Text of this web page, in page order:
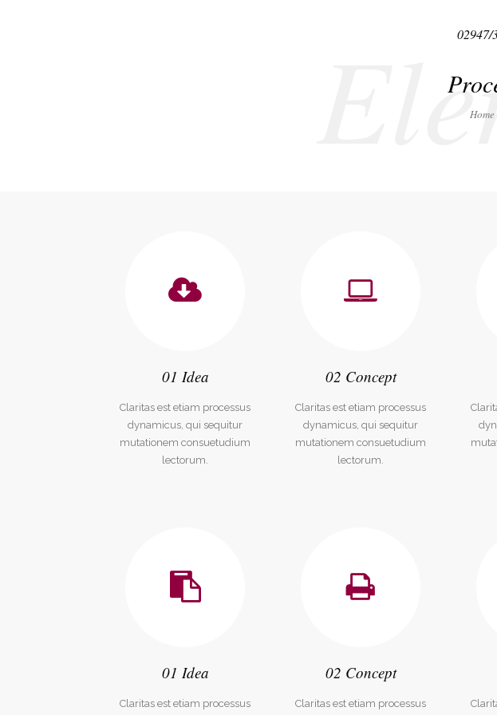
02947/
Home
01 Idea
Claritas est etiam processus
dynamicus, qui sequitur
mutationem consuetudium
lectorum.
02 Concept
Claritas est etiam processus
dynamicus, qui sequitur
mutationem consuetudium
lectorum.
01 Idea
Claritas est etiam processus
02 Concept
Claritas est etiam processus
Team
Portfolio